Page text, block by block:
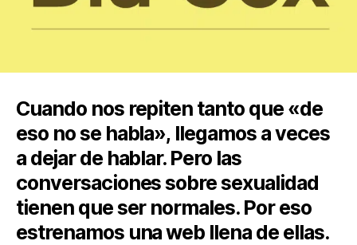
Cuando nos repiten tanto que «de
eso no se habla», llegamos a veces
a dejar de hablar. Pero las
conversaciones sobre sexualidad
tienen que ser normales. Por eso
estrenamos una web llena de ellas.